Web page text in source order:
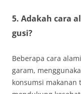
5. Adakah cara
gusi?
Beberapa cara
garam,
konsumsi makanan